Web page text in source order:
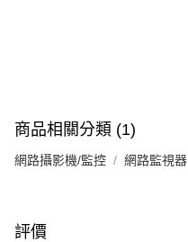
商品相關分類 (1)
網路攝影機/監控 網路監視器
評價